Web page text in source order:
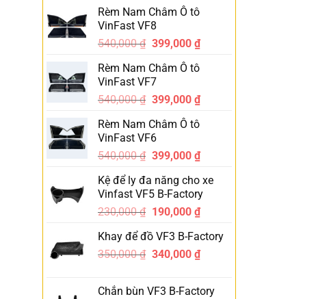
Rèm Nam Châm Ô tô
VinFast VF8
540,000₫ 399,000 ₫
Rèm Nam Châm Ô tô
VinFast VF7
540,000₫ 399,000 ₫
Rèm Nam Châm Ô tô
VinFast VF6
540,000₫ 399,000 ₫
Kệ để ly đa năng cho xe
Vinfast VF5 B-Factory
230,000₫ 190,000 ₫
Khay để đồ VF3 B-Factory
350,000₫ 340,000 ₫
Chắn bùn VF3 B-Factory